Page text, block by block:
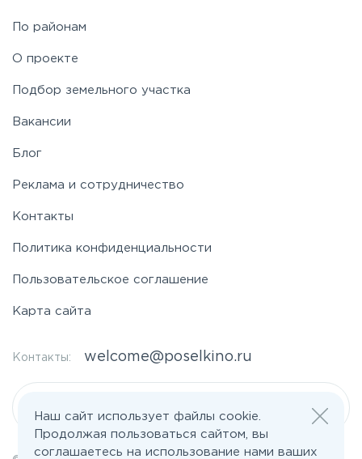
По районам
О проекте
Подбор земельного участка
Вакансии
Блог
Реклама и сотрудничество
Контакты
Политика конфиденциальности
Пользовательское соглашение
Карта сайта
Контакты: welcome@poselkino.ru
Наш сайт использует файлы cookie.
Продолжая пользоваться сайтом, вы
соглашаетесь на использование нами ваших